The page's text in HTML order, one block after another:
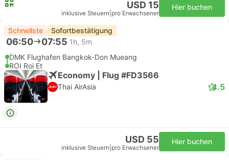
USD 15
inklusive Steuern pro Erwachsener
Hier buchen
Schnellste Sofortbestätigung
06:50 07:55 1h, 5m
DMK Flughafen Bangkok-Don Mueang
ROI Roi Et
Economy | Flug #FD3566
Thai AirAsia 4.5
USD 55
inklusive Steuern pro Erwachsener
Hier buchen